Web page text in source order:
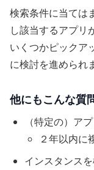
検索条件に当ては
し該当するアプリ
いくつかピックア
に検討を進められ
他にもこんな質
（特定の）ア
２年以内に
インスタンス